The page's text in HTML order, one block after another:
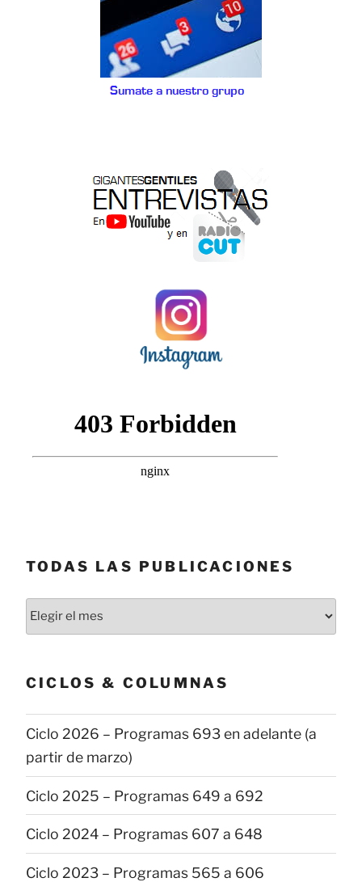
TODAS LAS PUBLICACIONES
Todas
CICLOS & COLUMNAS
Ciclo 2026 – Programas 693 en adelante (a
partir de marzo)
Ciclo 2025 – Programas 649 a 692
Ciclo 2024 – Programas 607 a 648
Ciclo 2023 – Programas 565 a 606